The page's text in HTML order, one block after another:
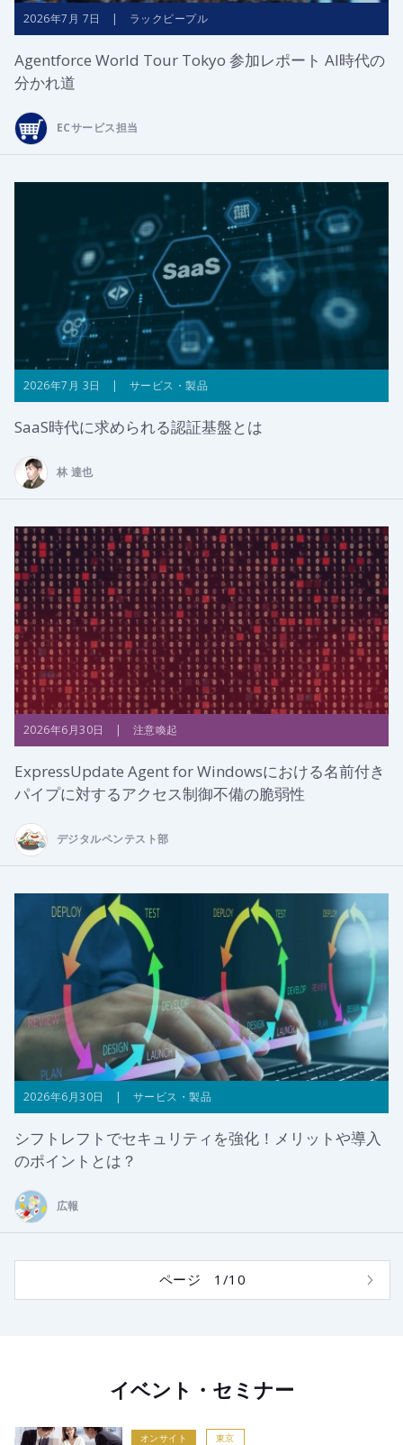
2026年7月 7日 | ラックピープル
Agentforce World Tour Tokyo 参加レポート AI時代の
分かれ道
ECサービス担当
2026年7月 3日 | サービス・製品
SaaS時代に求められる認証基盤とは
林 達也
2026年6月30日 | 注意喚起
ExpressUpdate Agent for Windowsにおける名前付き
パイプに対するアクセス制御不備の脆弱性
デジタルペンテスト部
2026年6月30日 | サービス・製品
シフトレフトでセキュリティを強化！メリットや導入
のポイントとは？
広報
ページ 1/10
イベント・セミナー
オンサイト 東京